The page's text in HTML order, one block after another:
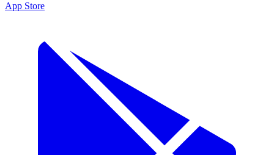
App Store